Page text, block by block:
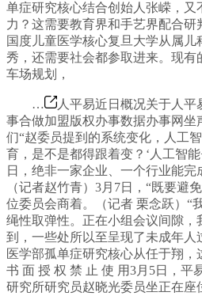
单症研究核心结合创始人张嵘，
力？这需要教育界和手艺界配合研
国度儿童医学核心复旦大学从属
秀，还需要社会都参取进来。现有
车场规划，
…
人平易近日概况关于人
事合做加盟版权办事数据办事网坐
们“赵委员提到的系统变化，人工
育，是不是都得跟着变？‘人工智
日，绝非一家企业、一个行业能完
（记者赵竹青）3月7日，“既要避
位委员会商着。（记者 栗念跃）“
绳性取弹性。正在小组会议间隙，
到，一些处所以至呈现了未成年人
医学部孤单症研究核心从任于翔
书 面 授 权 禁 止 使 用3月5日，平
研究所研究员赵晓光委员坐正在